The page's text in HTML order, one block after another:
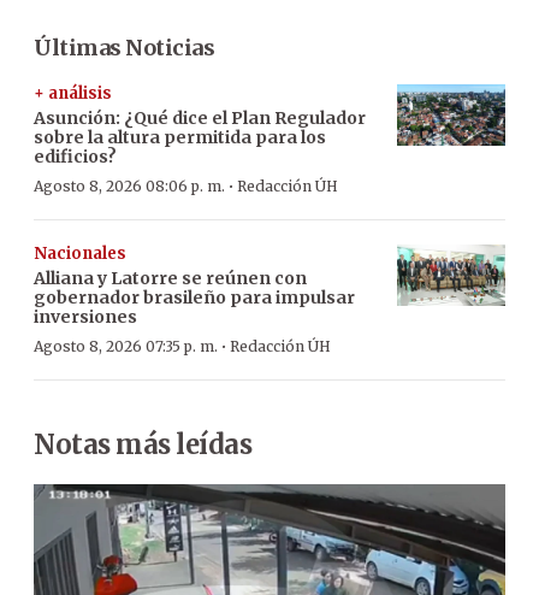
Últimas Noticias
+ análisis
Asunción: ¿Qué dice el Plan Regulador
sobre la altura permitida para los
edificios?
Agosto 8, 2026 08:06 p. m. · Redacción ÚH
Nacionales
Alliana y Latorre se reúnen con
gobernador brasileño para impulsar
inversiones
Agosto 8, 2026 07:35 p. m. · Redacción ÚH
Notas más leídas